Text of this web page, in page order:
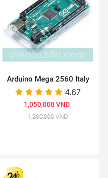
Arduino Mega 2560 Italy
4.67
1,050,000 VND
1,200,000 VND